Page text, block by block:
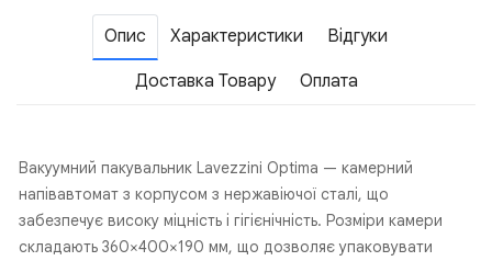
Опис Характеристики Відгуки
Доставка Товару Оплата
Вакуумний пакувальник Lavezzini Optima — камерний
напівавтомат з корпусом з нержавіючої сталі, що
забезпечує високу міцність і гігієнічність. Розміри камери
складають 360×400×190 мм, що дозволяє упаковувати